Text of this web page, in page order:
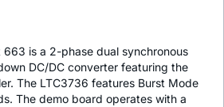
663 is a 2-phase dual synchronous
DC/DC converter featuring the
The LTC3736 features Burst Mode
The demo board operates with a